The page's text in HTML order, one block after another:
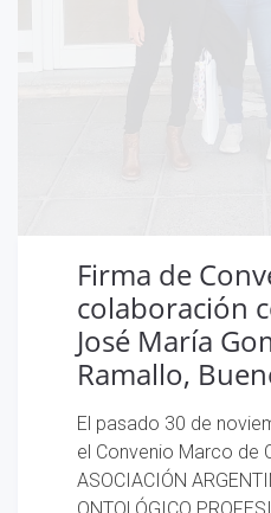
Firma de
colaboración
José María
Ramallo,
El pasado 30 de
el Convenio Marco de
ASOCIACIÓN